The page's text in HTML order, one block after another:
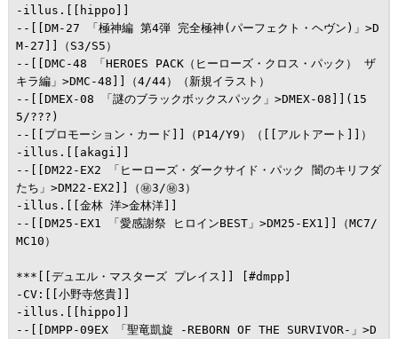
-illus.[[hippo]]
--[[DM-27 「極神編 第4弾 完全極神(パーフェクト・ヘヴン)」>D
M-27]]（S3/S5）
--[[DMC-48 「HEROES PACK（ヒーローズ・クロス・パック） ザ
キラ編」>DMC-48]]（4/44）（新規イラスト）
--[[DMEX-08 「謎のブラックボックスパック」>DMEX-08]](15
5/???)
--[[プロモーション・カード]]（P14/Y9）（[[アルトアート]]）
-illus.[[akagi]]
--[[DM22-EX2 「ヒーローズ・ダークサイド・パック 闇のキリフダ
たち」>DM22-EX2]]（㊙︎3/㊙︎3）
-illus.[[金林 洋>金林洋]]
--[[DM25-EX1 「愛感謝祭 ヒロインBEST」>DM25-EX1]]（MC7/
MC10）
***[[デュエル・マスターズ プレイス]] [#dmpp]
-CV:[[小野寺悠貴]]
-illus.[[hippo]]
--[[DMPP-09EX 「聖竜凱旋 -REBORN OF THE SURVIVOR-」>D